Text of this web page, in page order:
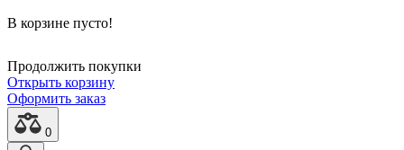
В корзине пусто!
Продолжить покупки
Открыть корзину
Оформить заказ
0